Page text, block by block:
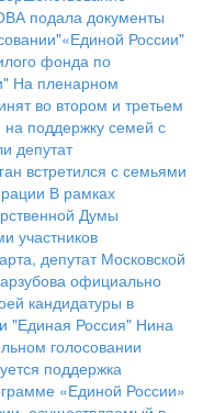
подала документы
России"
фонда по
На пленарном
во втором и третьем
на поддержку семей с
депутат
встретился с семьями
В рамках
Думы
участников
депутат Московской
официально
кандидатуры в
"Единая Россия" Нина
голосовании
поддержка
«Единой России»